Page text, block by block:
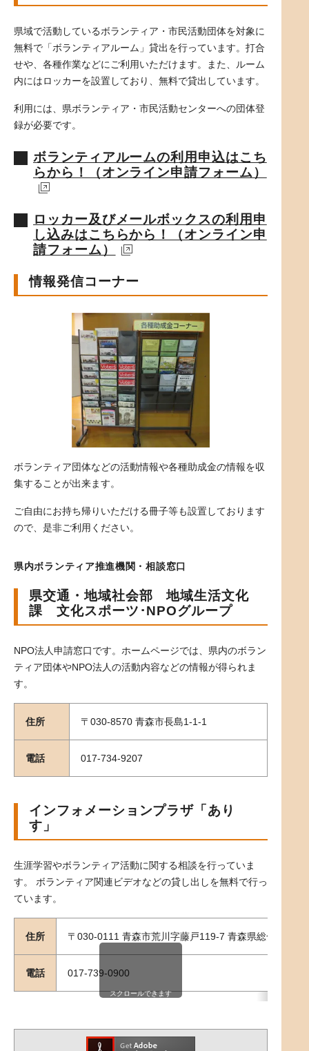
県域で活動しているボランティア・市民活動団体を対象に
無料で「ボランティアルーム」貸出を行っています。打合
せや、各種作業などにご利用いただけます。また、ルーム
内にはロッカーを設置しており、無料で貸出しています。
利用には、県ボランティア・市民活動センターへの団体登
録が必要です。
ボランティアルームの利用申込はこち
らから！（オンライン申請フォーム）
ロッカー及びメールボックスの利用申
し込みはこちらから！（オンライン申
請フォーム）
情報発信コーナー
ボランティア団体などの活動情報や各種助成金の情報を収
集することが出来ます。
ご自由にお持ち帰りいただける冊子等も設置しております
ので、是非ご利用ください。
県内ボランティア推進機関・相談窓口
県交通・地域社会部 地域生活文化
課 文化スポーツ･NPOグループ
NPO法人申請窓口です。ホームページでは、県内のボラン
ティア団体やNPO法人の活動内容などの情報が得られま
す。
住所 〒030-8570 青森市長島1-1-1
電話 017-734-9207
インフォメーションプラザ「あり
す」
生涯学習やボランティア活動に関する相談を行っていま
す。 ボランティア関連ビデオなどの貸し出しを無料で行っ
ています。
住所 〒030-0111 青森市荒川字藤戸119-7 青森県総合社会教
電話 017-739-0900
スクロールできます